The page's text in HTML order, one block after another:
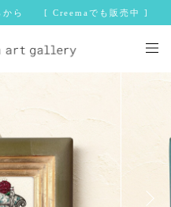
らから [ Creemaでも販売中 ]